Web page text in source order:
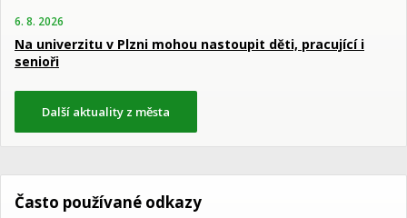
6. 8. 2026
Na univerzitu v Plzni mohou nastoupit děti, pracující i
senioři
Další aktuality z města
Často používané odkazy